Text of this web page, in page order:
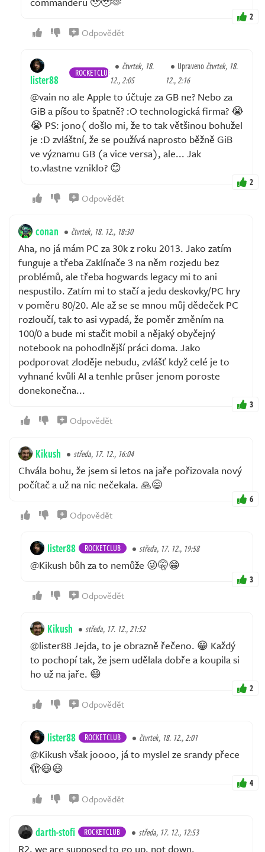
2
Odpovědět
lister88 ROCKETCLUB
čtvrtek, 18.
12., 2:05
Upravenočtvrtek, 18.
12., 2:16
@vain no ale Apple to účtuje za GB ne? Nebo za
GiB a píšou to špatně? :O technologická firma? 😭
😭 PS: jono( došlo mi, že to tak většinou bohužel
je :D zvláštní, že se používá naprosto běžně GiB
ve významu GB (a vice versa), ale... Jak
to.vlastne vzniklo? 😊
2
Odpovědět
conan čtvrtek, 18. 12., 18:30
Aha, no já mám PC za 30k z roku 2013. Jako zatím
funguje a třeba Zaklínače 3 na něm rozjedu bez
problémů, ale třeba hogwards legacy mi to ani
nespustilo. Zatím mi to stačí a jedu deskovky/PC hry
v poměru 80/20. Ale až se se mnou můj dědeček PC
rozloučí, tak to asi vypadá, že poměr změním na
100/0 a bude mi stačit mobil a nějaký obyčejný
notebook na pohodlnější práci doma. Jako
podporovat zloděje nebudu, zvlášť když celé je to
vyhnané kvůli AI a tenhle průser jenom poroste
donekonečna...
3
Odpovědět
Kikush středa, 17. 12., 16:04
Chvála bohu, že jsem si letos na jaře pořizovala nový
počítač a už na nic nečekala. 🙏😄
6
Odpovědět
lister88 ROCKETCLUB středa, 17. 12., 19:58
@Kikush bůh za to nemůže 😜🤫😁
3
Odpovědět
Kikush středa, 17. 12., 21:52
@lister88 Jejda, to je obrazně řečeno. 😁 Každý
to pochopí tak, že jsem udělala dobře a koupila si
ho už na jaře. 😄
2
Odpovědět
lister88 ROCKETCLUB čtvrtek, 18. 12., 2:01
@Kikush však joooo, já to myslel ze srandy přece
🫣😃😃
4
Odpovědět
darth-stofi ROCKETCLUB středa, 17. 12., 12:53
R2, we are supposed to go up, not down.